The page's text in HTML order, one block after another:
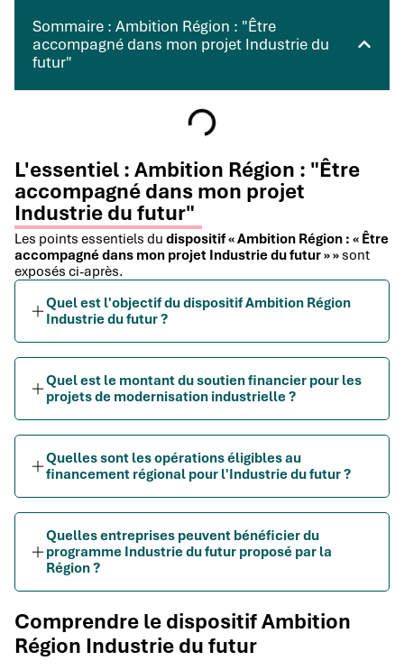
Sommaire : Ambition Région : "Être
accompagné dans mon projet Industrie du
futur"
L'essentiel : Ambition Région : "Être
accompagné dans mon projet
Industrie du futur"
Les points essentiels du dispositif « Ambition Région : « Être
accompagné dans mon projet Industrie du futur » » sont
exposés ci-après.
Quel est l'objectif du dispositif Ambition Région
Industrie du futur ?
Quel est le montant du soutien financier pour les
projets de modernisation industrielle ?
Quelles sont les opérations éligibles au
financement régional pour l'Industrie du futur ?
Quelles entreprises peuvent bénéficier du
programme Industrie du futur proposé par la
Région ?
Comprendre le dispositif Ambition
Région Industrie du futur